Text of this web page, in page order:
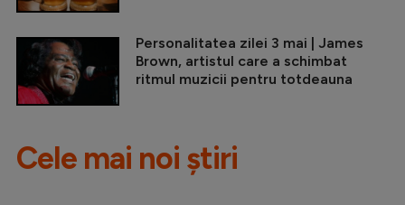
Personalitatea zilei 3 mai | James
Brown, artistul care a schimbat
ritmul muzicii pentru totdeauna
Cele mai noi știri